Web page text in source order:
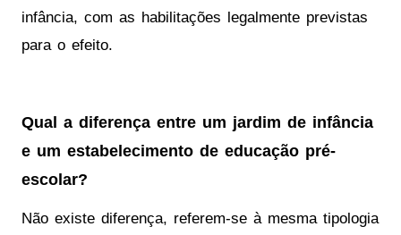
infância, com as habilitações legalmente previstas
para o efeito.
Qual a diferença entre um jardim de infância
e um estabelecimento de educação pré-
escolar?
Não existe diferença, referem-se à mesma tipologia